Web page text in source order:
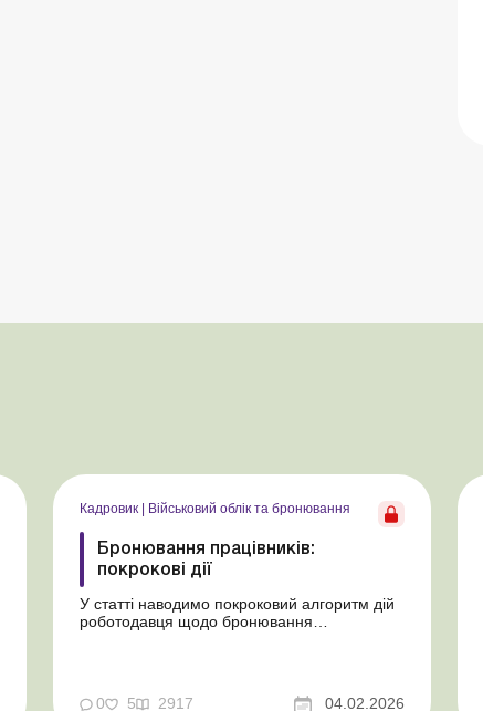
Кадровик Військовий облік та бронювання
Бронювання працівників:
покрокові дії
У статті наводимо покроковий алгоритм дій
роботодавця щодо бронювання
завдань роботодавця, адже це дає змогу
0 5 2917 04.02.2026